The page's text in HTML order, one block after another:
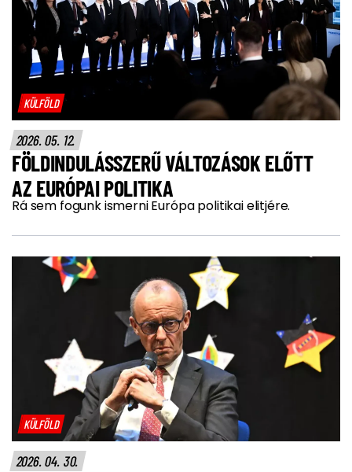
KÜLFÖLD
2026. 05. 12.
FÖLDINDULÁSSZERŰ VÁLTOZÁSOK ELŐTT
AZ EURÓPAI POLITIKA
Rá sem fogunk ismerni Európa politikai elitjére.
KÜLFÖLD
2026. 04. 30.